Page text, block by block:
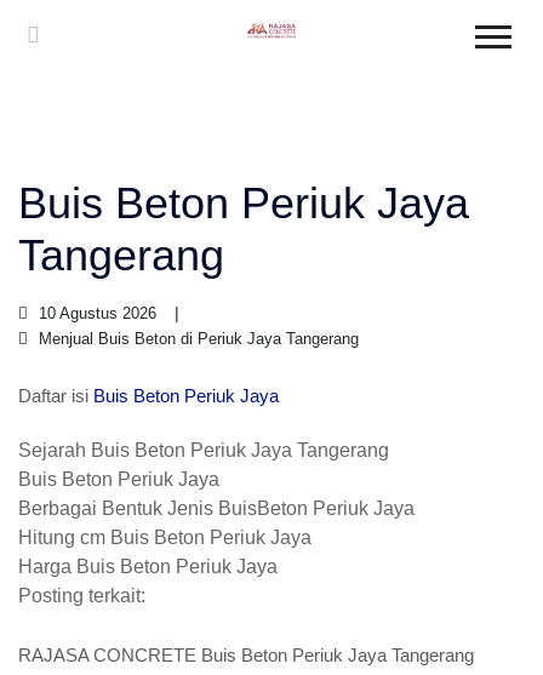
Buis Beton Periuk Jaya
Tangerang
10 Agustus 2026
Menjual Buis Beton di Periuk Jaya Tangerang
Daftar isi Buis Beton Periuk Jaya
Sejarah Buis Beton Periuk Jaya Tangerang
Buis Beton Periuk Jaya
Berbagai Bentuk Jenis BuisBeton Periuk Jaya
Hitung cm Buis Beton Periuk Jaya
Harga Buis Beton Periuk Jaya
Posting terkait:
RAJASA CONCRETE Buis Beton Periuk Jaya Tangerang